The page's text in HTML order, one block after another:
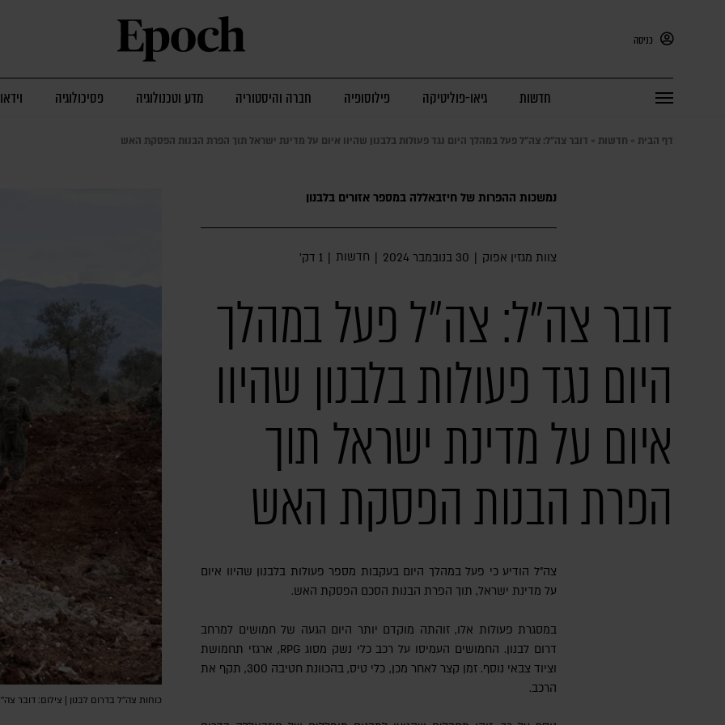
כניסה
חדשות גיאו-פוליטיקה פילוסופיה חברה והיסטוריה מדע וטכנולוגיה פסיכולוגיה
דף הבית » חדשות » דובר צה"ל: צה״ל פעל במהלך היום נגד פעולות בלבנון שהיוו איום על מדינת ישראל תוך הפרת הבנות הפסקת האש
נמשכות ההפרות של חיזבאללה במספר אזורים בלבנון
צוות מגזין אפוק | 30 בנובמבר 2024 | חדשות | 1 דק׳
דובר צה"ל: צה״ל פעל במהלך
היום נגד פעולות בלבנון שהיוו
איום על מדינת ישראל תוך
הפרת הבנות הפסקת האש
צה"ל הודיע כי פעל במהלך היום בעקבות מספר פעולות בלבנון שהיוו איום
על מדינת ישראל, תוך הפרת הבנות הסכם הפסקת האש.
במסגרת פעולות אלו, זוהתה מוקדם יותר היום הגעה של חמושים למרחב
דרום לבנון. החמושים העמיסו על רכב כלי נשק מסוג RPG, ארגזי תחמושת
וציוד צבאי נוסף. זמן קצר לאחר מכן, כלי טיס, בהכוונת חטיבה 300, תקף את
הרכב.
כוחות צה''ל בדרום לבנון | צילום: דובר